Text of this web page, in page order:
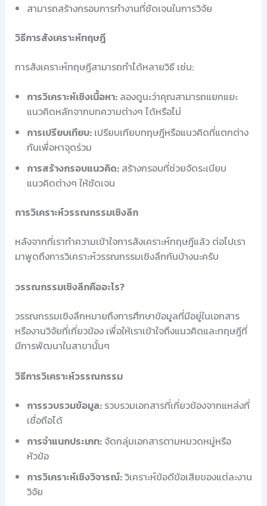
สามารถสร้างกรอบการทำงานที่ชัดเจนในการวิจัย
วิธีการสังเคราะห์ทฤษฎี
การสังเคราะห์ทฤษฎีสามารถทำได้หลายวิธี เช่น:
การวิเคราะห์เชิงเนื้อหา:ลองดูนะว่าคุณสามารถแยกแยะ
แนวคิดหลักจากบทความต่างๆ ได้หรือไม่
การเปรียบเทียบ:เปรียบเทียบทฤษฎีหรือแนวคิดที่แตกต่าง
กันเพื่อหาจุดร่วม
การสร้างกรอบแนวคิด:สร้างกรอบที่ช่วยจัดระเบียบ
แนวคิดต่างๆ ให้ชัดเจน
การวิเคราะห์วรรณกรรมเชิงลึก
หลังจากที่เราทำความเข้าใจการสังเคราะห์ทฤษฎีแล้ว ต่อไปเรา
มาพูดถึงการวิเคราะห์วรรณกรรมเชิงลึกกันบ้างนะครับ
วรรณกรรมเชิงลึกคืออะไร?
วรรณกรรมเชิงลึกหมายถึงการศึกษาข้อมูลที่มีอยู่ในเอกสาร
หรืองานวิจัยที่เกี่ยวข้อง เพื่อให้เราเข้าใจถึงแนวคิดและทฤษฎีที่
มีการพัฒนาในสาขานั้นๆ
วิธีการวิเคราะห์วรรณกรรม
การรวบรวมข้อมูล:รวบรวมเอกสารที่เกี่ยวข้องจากแหล่งที่
เชื่อถือได้
การจำแนกประเภท:จัดกลุ่มเอกสารตามหมวดหมู่หรือ
หัวข้อ
การวิเคราะห์เชิงวิจารณ์:วิเคราะห์ข้อดีข้อเสียของแต่ละงาน
วิจัย